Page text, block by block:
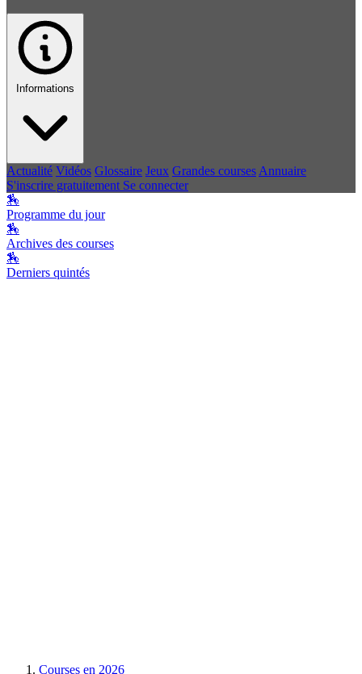
Informations
Actualité Vidéos Glossaire Jeux Grandes courses Annuaire
S'inscrire gratuitement Se connecter
🏇
Programme du jour
🏇
Archives des courses
🏇
Derniers quintés
Courses en 2026